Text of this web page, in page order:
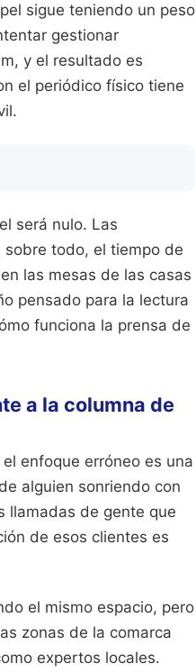
sigue teniendo un peso
gestionar
y el resultado es
el periódico físico tiene
será nulo. Las
sobre todo, el tiempo de
las mesas de las casas
pensado para la lectura
funciona la prensa de
a la columna de
enfoque erróneo es una
alguien sonriendo con
llamadas de gente que
de esos clientes es
el mismo espacio, pero
zonas de la comarca
expertos locales.